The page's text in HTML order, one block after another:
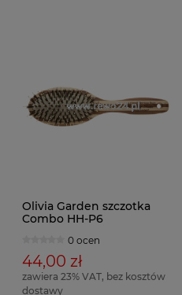
Olivia Garden szczotka
Combo HH-P6
0 ocen
44,00 zł
zawiera 23% VAT, bez kosztów
dostawy